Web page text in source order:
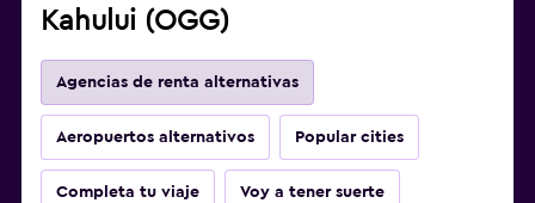
Kahului (OGG)
Agencias de renta alternativas
Aeropuertos alternativos Popular cities
Completa tu viaje Voy a tener suerte